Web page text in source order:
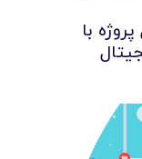
با